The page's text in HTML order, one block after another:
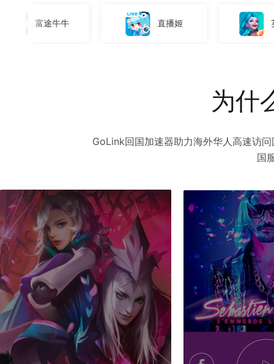
直播姬 英雄联盟
为什
GoLink回国加速器助力海外华人高速访
国